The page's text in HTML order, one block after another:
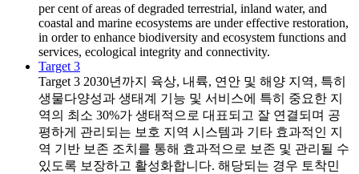
per cent of areas of degraded terrestrial, inland water, and
coastal and marine ecosystems are under effective restoration,
in order to enhance biodiversity and ecosystem functions and
services, ecological integrity and connectivity.
Target 3
Target 3 2030년까지 육상, 내륙, 연안 및 해양 지역, 특히
생물다양성과 생태계 기능 및 서비스에 특히 중요한 지
역의 최소 30%가 생태적으로 대표되고 잘 연결되며 공
평하게 관리되는 보호 지역 시스템과 기타 효과적인 지
역 기반 보존 조치를 통해 효과적으로 보존 및 관리될 수
있도록 보장하고 활성화합니다. 해당되는 경우 토착민